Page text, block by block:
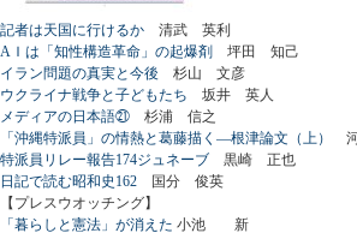
記者は天国に行けるか 清武 英利
AＩは「知性構造革命」の起爆剤 坪田 知己
イラン問題の真実と今後 杉山 文彦
ウクライナ戦争と子どもたち 坂井 英人
メディアの日本語㉑ 杉浦 信之
「沖縄特派員」の情熱と葛藤描く―根津論文（上）
特派員リレー報告174ジュネーブ 黒崎 正也
日記で読む昭和史162 国分 俊英
【プレスウオッチング】
「暮らしと憲法」が消えた 小池 新